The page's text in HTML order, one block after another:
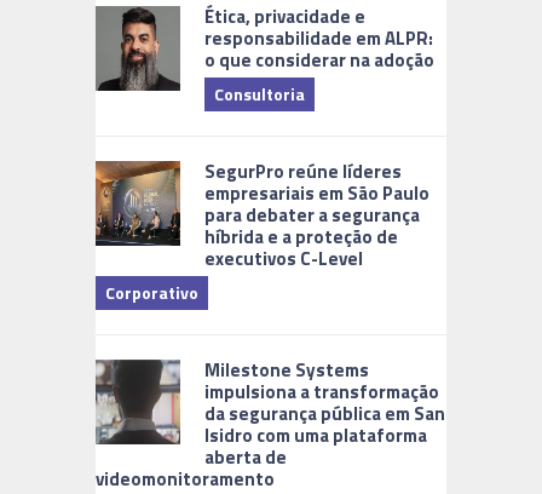
Ética, privacidade e
responsabilidade em ALPR:
o que considerar na adoção
Consultoria
SegurPro reúne líderes
empresariais em São Paulo
para debater a segurança
híbrida e a proteção de
executivos C-Level
Corporativo
Milestone Systems
impulsiona a transformação
da segurança pública em San
Isidro com uma plataforma
aberta de
videomonitoramento